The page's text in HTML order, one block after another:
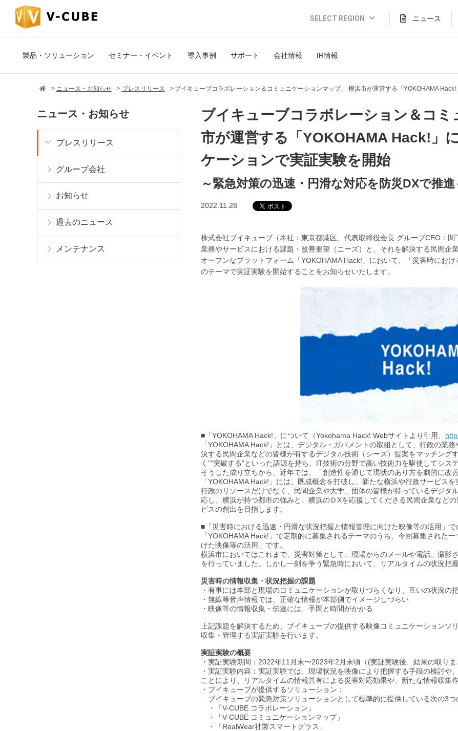
SELECT REGION
Global Website (English)
JAPAN (日本語)
INDONESIA (Bahasa)
TAIWAN(繁體)
ニュース
製品・ソリューション セミナー・イベント 導入事例 サポート 会社情報 IR情報
ニュース・お知らせ プレスリリース ブイキューブコラボレーション＆コミュニケーションマップ、 横浜市が運営する「YOKOHAMA
ブイキューブコラボレーション＆コ
市が運営する「YOKOHAMA Hack!」
ケーションで実証実験を開始
～緊急対策の迅速・円滑な対応を防災DXで推進
2022.11.28
株式会社ブイキューブ（本社：東京都港区、代表取締役会長 グループCEO：
業務やサービスにおける課題・改善要望（ニーズ）と、それを解決する民間企
オープンなプラットフォーム「YOKOHAMA Hack!」において、「災害時にお
のテーマで実証実験を開始することをお知らせいたします。
■「YOKOHAMA Hack!」について（Yokohama Hack! Webサイトより引用、
「YOKOHAMA Hack!」とは、デジタル・ガバメントの取組として、行政の業
決する民間企業などの皆様が有するデジタル技術（シーズ）提案をマッチング
く”“突破する”といった語源を持ち、IT技術の分野で高い技術力を駆使してシス
そうした成り立ちから、近年では、「創造性を通じて現状のあり方を劇的に改
「YOKOHAMA Hack!」には、既成概念を打破し、新たな横浜や行政サービス
行政のリソースだけでなく、民間企業や大学、団体の皆様が持っているデジタ
応し、横浜が持つ都市の強みと、横浜のＤXを応援してくださる民間企業など
ビスの創出を目指します。
■「災害時における迅速・円滑な状況把握と情報管理に向けた映像等の活用」
「YOKOHAMA Hack!」で定期的に募集されるテーマのうち、今回募集された
けた映像等の活用」です。
横浜市においてはこれまで、災害対策として、現場からのメールや電話、撮影
を行っていました。しかし一刻を争う緊急時において、リアルタイムの状況把
災害時の情報収集・状況把握の課題
・有事には本部と現場のコミュニケーションが取りづらくなり、互いの状況の
・無線等音声情報では、正確な情報が本部側でイメージしづらい
・映像等の情報収集・伝達には、手間と時間がかかる
上記課題を解決するため、ブイキューブの提供する映像コミュニケーション
収集・管理する実証実験を行います。
実証実験の概要
・実証実験期間：2022年11月末〜2023年2月末頃（(実証実験後、結果の取りま
・実証実験内容：実証実験では、現場状況を映像により把握する手段の検討
ことにより、リアルタイムの情報共有による災害対応効果や、新たな情報収集
・ブイキューブが提供するソリューション：
ブイキューブの緊急対策ソリューションとして標準的に提供している次の3つ
・「V-CUBE コラボレーション」
・「V-CUBE コミュニケーションマップ」
・「RealWear社製スマートグラス」
ニュース・お知らせ
プレスリリース
グループ会社
お知らせ
過去のニュース
メンテナンス